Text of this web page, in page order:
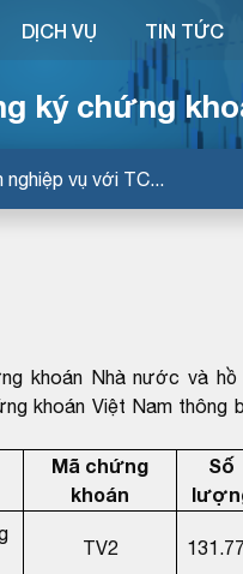
ký chứng
nghiệp vụ với TC...
DỊCH VỤ TIN TỨC
khoán Nhà nước và
khoán Việt Nam thông
Mã chứng
khoán
Số
TV2